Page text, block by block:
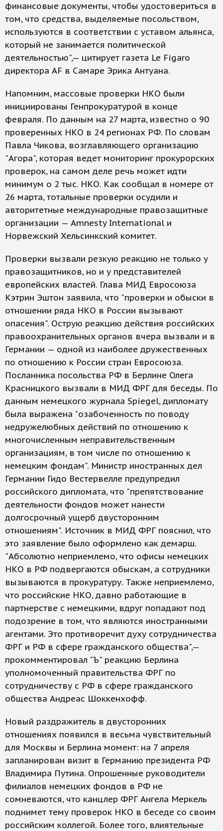
финансовые документы, чтобы удостовериться в
том, что средства, выделяемые посольством,
используются в соответствии с уставом альянса,
который не занимается политической
деятельностью",— цитирует газета Le Figaro
директора AF в Самаре Эрика Антуана.
Напомним, массовые проверки НКО были
инициированы Генпрокуратурой в конце
февраля. По данным на 27 марта, известно о 90
проверенных НКО в 24 регионах РФ. По словам
Павла Чикова, возглавляющего организацию
"Агора", которая ведет мониторинг прокурорских
проверок, на самом деле речь может идти
минимум о 2 тыс. НКО. Как сообщал в номере от
26 марта, тотальные проверки осудили и
авторитетные международные правозащитные
организации — Amnesty International и
Норвежский Хельсинкский комитет.
Проверки вызвали резкую реакцию не только у
правозащитников, но и у представителей
европейских властей. Глава МИД Евросоюза
Кэтрин Эштон заявила, что "проверки и обыски в
отношении ряда НКО в России вызывают
опасения". Острую реакцию действия российских
правоохранительных органов вчера вызвали и в
Германии — одной из наиболее дружественных
по отношению к России стран Евросоюза.
Посланника посольства РФ в Берлине Олега
Красницкого вызвали в МИД ФРГ для беседы. По
данным немецкого журнала Spiegel, дипломату
была выражена "озабоченность по поводу
недружелюбных действий по отношению к
многочисленным неправительственным
организациям, в том числе по отношению к
немецким фондам". Министр иностранных дел
Германии Гидо Вестервелле предупредил
российского дипломата, что "препятствование
деятельности фондов может нанести
долгосрочный ущерб двусторонним
отношениям". Источник в МИД ФРГ пояснил, что
это заявление было оформлено как демарш.
"Абсолютно неприемлемо, что офисы немецких
НКО в РФ подвергаются обыскам, а сотрудники
вызываются в прокуратуру. Также неприемлемо,
что российские НКО, давно работающие в
партнерстве с немецкими, вдруг попадают под
подозрение в том, что являются иностранными
агентами. Это противоречит духу сотрудничества
ФРГ и РФ в сфере гражданского общества",—
прокомментировал "Ъ" реакцию Берлина
уполномоченный правительства ФРГ по
сотрудничеству с РФ в сфере гражданского
общества Андреас Шоккенхофф.
Новый раздражитель в двусторонних
отношениях появился в весьма чувствительный
для Москвы и Берлина момент: на 7 апреля
запланирован визит в Германию президента РФ
Владимира Путина. Опрошенные руководители
филиалов немецких фондов в РФ не
сомневаются, что канцлер ФРГ Ангела Меркель
поднимет тему проверок НКО в беседе со своим
российским коллегой. Более того, влиятельные